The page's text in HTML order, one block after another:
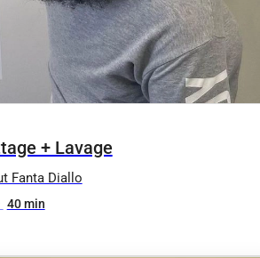
+ Lavage
Fanta Diallo
40 min